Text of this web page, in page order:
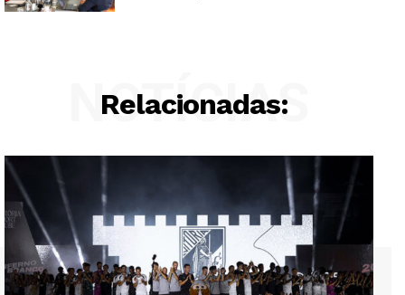
Relacionadas:
NOTÍCIAS